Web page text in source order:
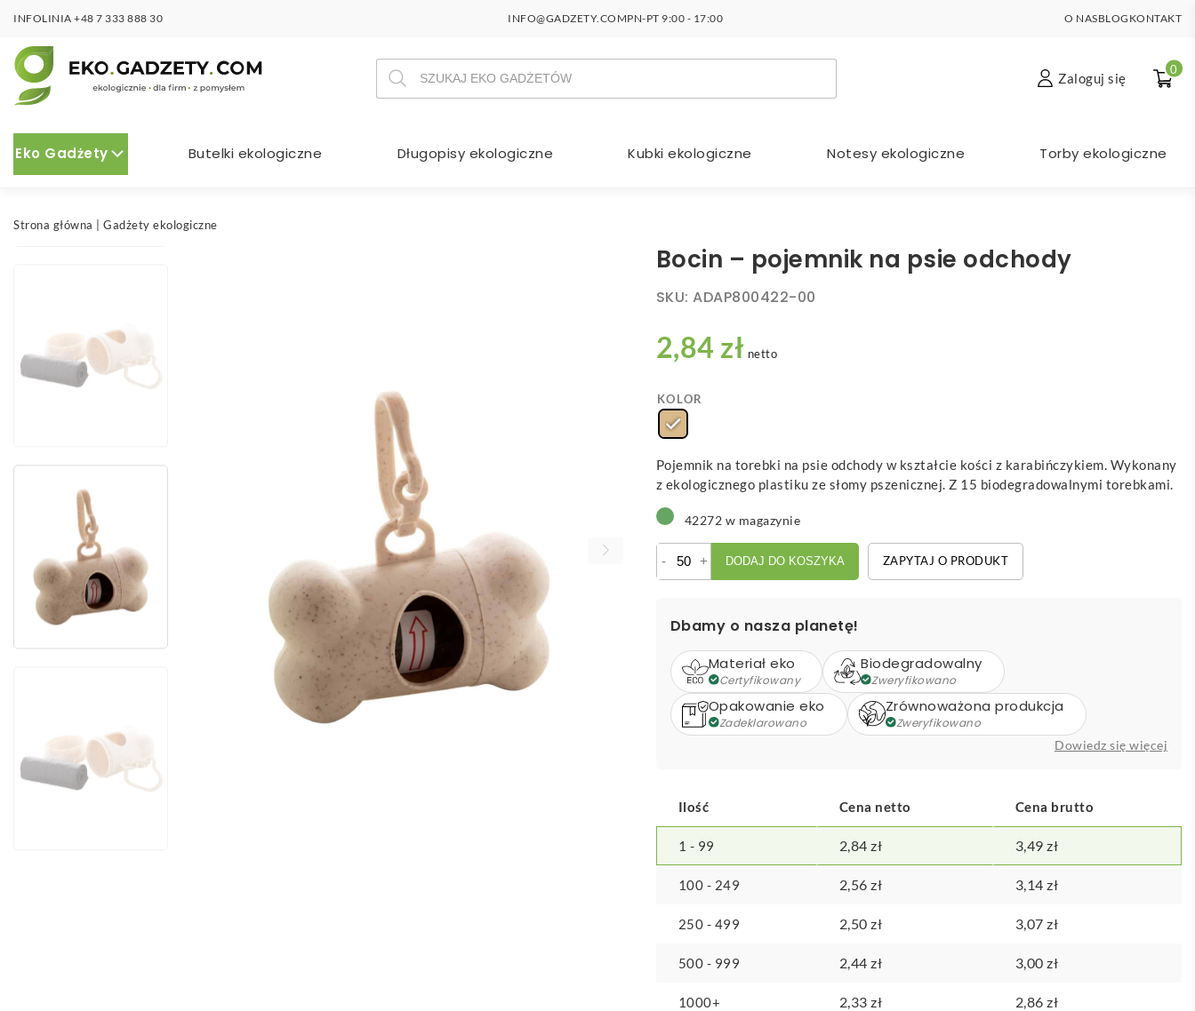
INFOLINIA +48 7 333 888 30 INFO@GADZETY.COMPN-PT 9:00 - 17:00 O NASBLOG KONTAKT
Wyszukiwarka
produktów
Zaloguj się
0
Eko Gadżety Butelki ekologiczne Długopisy ekologiczne Kubki ekologiczne Notesy ekologiczne Torby ekologiczne
Strona główna Gadżety ekologiczne
Bocin – pojemnik na psie odchody
SKU:ADAP800422-00
2,84 zł netto
KOLOR
Pojemnik na torebki na psie odchody w kształcie kości z karabińczykiem. Wykonany
z ekologicznego plastiku ze słomy pszenicznej. Z 15 biodegradowalnymi torebkami.
42272 w magazynie
-
ilość
psie
odchody
+ DODAJ DO KOSZYKA ZAPYTAJ O PRODUKT
Dbamy o nasza planetę!
Materiał eko
Certyfikowany
Biodegradowalny
Zweryfikowano
Opakowanie eko
Zadeklarowano
Zrównoważona produkcja
Zweryfikowano
Dowiedz się więcej
Ilość Cena netto Cena brutto
1 - 99 2,84zł 3,49zł
100 - 249 2,56zł 3,14zł
250 - 499 2,50zł 3,07zł
500 - 999 2,44zł 3,00zł
1000+ 2,33zł 2,86zł